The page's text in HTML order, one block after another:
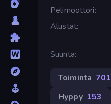
Pelimoottori
Alustat
Suunta
Toiminta 701
Hyppy 153